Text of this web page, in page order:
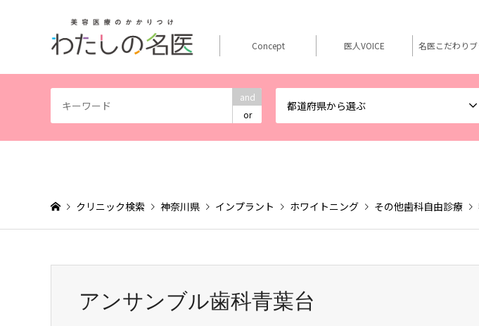
and
or
都道府県から選ぶ
Concept 医人VOICE 名医こだわり
クリニック検索 神奈川県 インプラント ホワイトニング その他歯科自由診療
アンサンブル歯科青葉台